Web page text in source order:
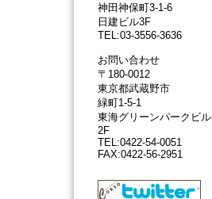
神田神保町3-1-6
日建ビル3F
TEL:03-3556-3636
お問い合わせ
〒180-0012
東京都武蔵野市
緑町1-5-1
東海グリーンパークビル
2F
TEL:0422-54-0051
FAX:0422-56-2951